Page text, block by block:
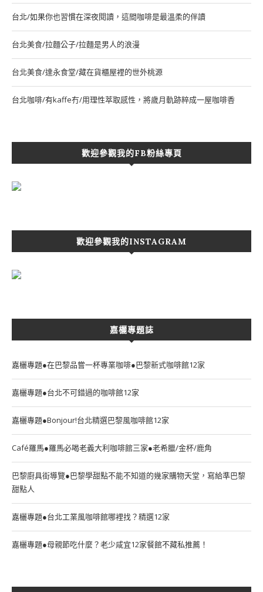
台北/如果你也習慣在深夜閱讀，這間咖啡是最溫柔的伴讀
台北美食/拉麵公子/拉麵是男人的浪漫
台北美食/達永食堂/藏在貨櫃屋裡的世外桃源
台北咖啡/有kaffe冇/用理性萃取感性，將歲月軌跡粹成一屋咖啡香
歡迎參觀我的FB粉絲專頁
歡迎參觀我的INSTAGRAM
嘉欐專題誌
嘉欐專題●在巴黎品嘗一杯專業咖啡●巴黎新式咖啡館12家
嘉欐專題●台北不可錯過的咖啡館12家
嘉欐專題●Bonjour!台北精選巴黎風咖啡館12家
Café羅馬●羅馬必喝老義大利咖啡館三家●老希臘/金杯/鹿角
巴黎廚具街導覽●巴黎學甜點不能不知道的幾家購物天堂，寫給準巴黎
甜點人
嘉欐專題●台北工業風咖啡館哪裡找？精選12家
嘉欐專題●母親節吃什麼？老少咸宜12家餐館不藏私推薦！